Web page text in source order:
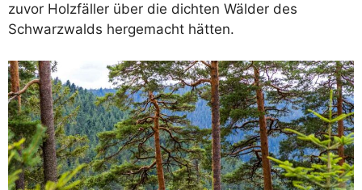
zuvor Holzfäller über die dichten Wälder des
Schwarzwalds hergemacht hätten.